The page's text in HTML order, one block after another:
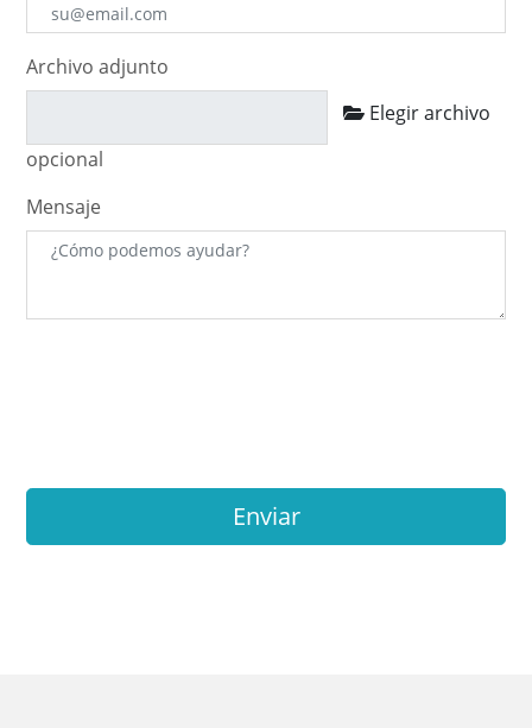
Archivo adjunto
Elegir archivo
opcional
Mensaje
Enviar